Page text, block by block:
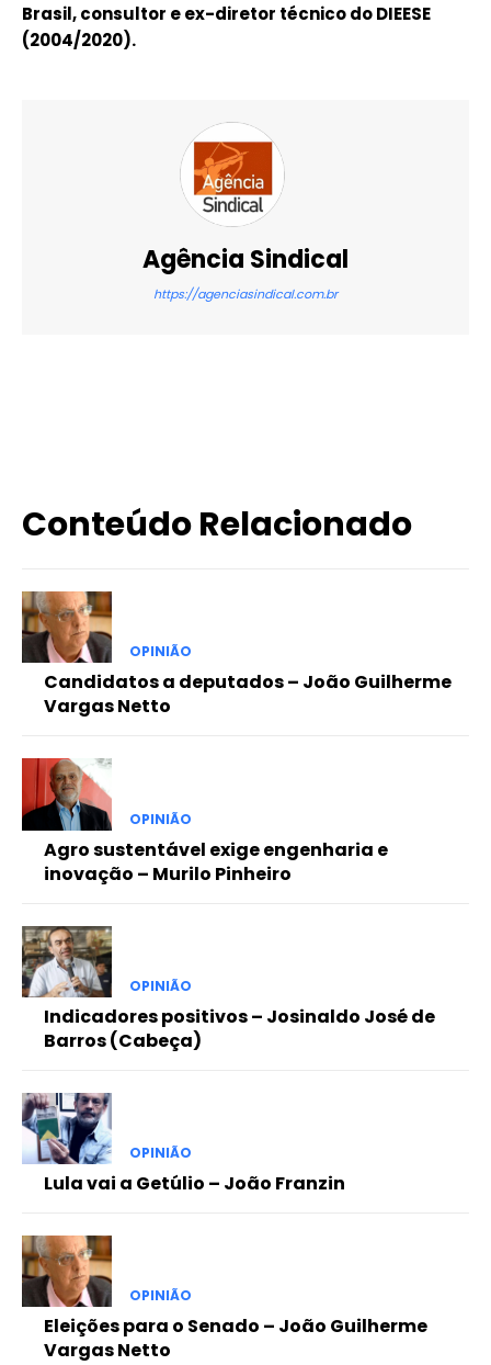
Brasil, consultor e ex-diretor técnico do DIEESE
(2004/2020).
Agência Sindical
https://agenciasindical.com.br
Conteúdo Relacionado
OPINIÃO
Candidatos a deputados – João Guilherme
Vargas Netto
OPINIÃO
Agro sustentável exige engenharia e
inovação – Murilo Pinheiro
OPINIÃO
Indicadores positivos – Josinaldo José de
Barros (Cabeça)
OPINIÃO
Lula vai a Getúlio – João Franzin
OPINIÃO
Eleições para o Senado – João Guilherme
Vargas Netto